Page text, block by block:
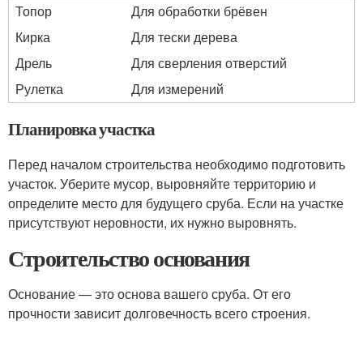
Топор
Для обработки брёвен
Кирка
Для тески дерева
Дрель
Для сверления отверстий
Рулетка
Для измерений
Планировка участка
Перед началом строительства необходимо подготовить
участок. Уберите мусор, выровняйте территорию и
определите место для будущего сруба. Если на участке
присутствуют неровности, их нужно выровнять.
Строительство основания
Основание — это основа вашего сруба. От его
прочности зависит долговечность всего строения.